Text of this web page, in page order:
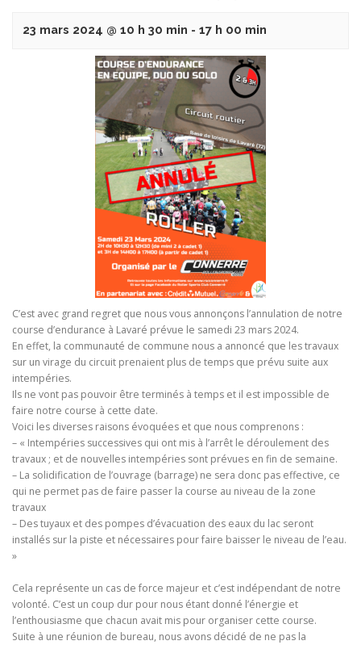
23 mars 2024 @ 10 h 30 min - 17 h 00 min
C’est avec grand regret que nous vous annonçons l’annulation de notre
course d’endurance à Lavaré prévue le samedi 23 mars 2024.
En effet, la communauté de commune nous a annoncé que les travaux
sur un virage du circuit prenaient plus de temps que prévu suite aux
intempéries.
Ils ne vont pas pouvoir être terminés à temps et il est impossible de
faire notre course à cette date.
Voici les diverses raisons évoquées et que nous comprenons :
– « Intempéries successives qui ont mis à l’arrêt le déroulement des
travaux ; et de nouvelles intempéries sont prévues en fin de semaine.
– La solidification de l’ouvrage (barrage) ne sera donc pas effective, ce
qui ne permet pas de faire passer la course au niveau de la zone
travaux
– Des tuyaux et des pompes d’évacuation des eaux du lac seront
installés sur la piste et nécessaires pour faire baisser le niveau de l’eau.
»
Cela représente un cas de force majeur et c’est indépendant de notre
volonté. C’est un coup dur pour nous étant donné l’énergie et
l’enthousiasme que chacun avait mis pour organiser cette course.
Suite à une réunion de bureau, nous avons décidé de ne pas la